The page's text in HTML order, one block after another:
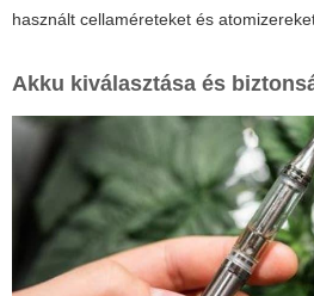
használt cellaméreteket és
Akku kiválasztása és